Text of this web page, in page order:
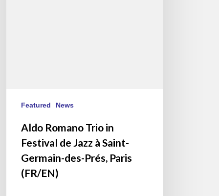
(FR/EN)
Featured News
Aldo Romano Trio in
Festival de Jazz à Saint-
Germain-des-Prés, Paris
(FR/EN)